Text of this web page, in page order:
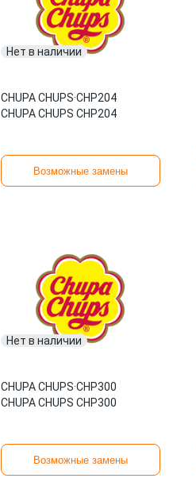
Нет в наличии
CHUPA CHUPS·CHP204
CHUPA CHUPS CHP204
Возможные замены
Нет в наличии
CHUPA CHUPS·CHP300
CHUPA CHUPS CHP300
Возможные замены